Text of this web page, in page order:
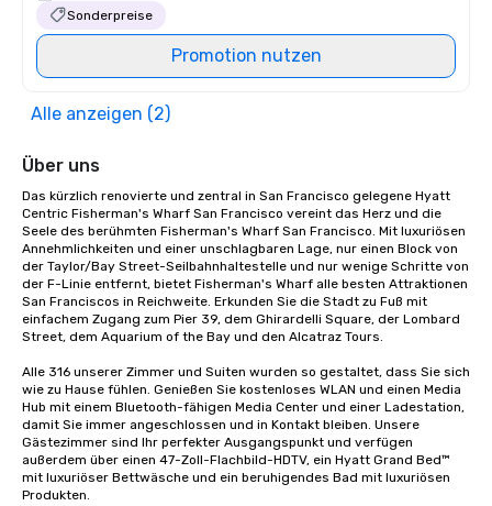
Sonderpreise
Promotion nutzen
Alle anzeigen (2)
Über uns
Das kürzlich renovierte und zentral in San Francisco gelegene Hyatt
Centric Fisherman's Wharf San Francisco vereint das Herz und die
Seele des berühmten Fisherman's Wharf San Francisco. Mit luxuriösen
Annehmlichkeiten und einer unschlagbaren Lage, nur einen Block von
der Taylor/Bay Street-Seilbahnhaltestelle und nur wenige Schritte von
der F-Linie entfernt, bietet Fisherman's Wharf alle besten Attraktionen
San Franciscos in Reichweite. Erkunden Sie die Stadt zu Fuß mit
einfachem Zugang zum Pier 39, dem Ghirardelli Square, der Lombard
Street, dem Aquarium of the Bay und den Alcatraz Tours.
Alle 316 unserer Zimmer und Suiten wurden so gestaltet, dass Sie sich
wie zu Hause fühlen. Genießen Sie kostenloses WLAN und einen Media
Hub mit einem Bluetooth-fähigen Media Center und einer Ladestation,
damit Sie immer angeschlossen und in Kontakt bleiben. Unsere
Gästezimmer sind Ihr perfekter Ausgangspunkt und verfügen
außerdem über einen 47-Zoll-Flachbild-HDTV, ein Hyatt Grand Bed™
mit luxuriöser Bettwäsche und ein beruhigendes Bad mit luxuriösen
Produkten.